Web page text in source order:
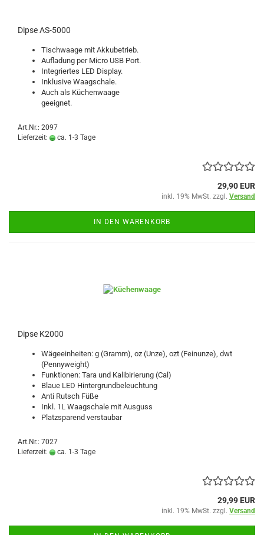
Dipse AS-5000
Tischwaage mit Akkubetrieb.
Aufladung per Micro USB Port.
Integriertes LED Display.
Inklusive Waagschale.
Auch als Küchenwaage
geeignet.
Art.Nr.: 2097
Lieferzeit:
ca. 1-3 Tage
29,90 EUR
inkl. 19% MwSt. zzgl. Versand
IN DEN WARENKORB
Dipse K2000
Wägeeinheiten: g (Gramm), oz (Unze), ozt (Feinunze), dwt
(Pennyweight)
Funktionen: Tara und Kalibirierung (Cal)
Blaue LED Hintergrundbeleuchtung
Anti Rutsch Füße
Inkl. 1L Waagschale mit Ausguss
Platzsparend verstaubar
Art.Nr.: 7027
Lieferzeit:
ca. 1-3 Tage
29,99 EUR
inkl. 19% MwSt. zzgl. Versand